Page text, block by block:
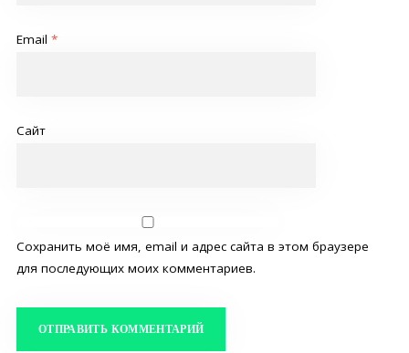
Email *
Сайт
Сохранить моё имя, email и адрес сайта в этом браузере
для последующих моих комментариев.